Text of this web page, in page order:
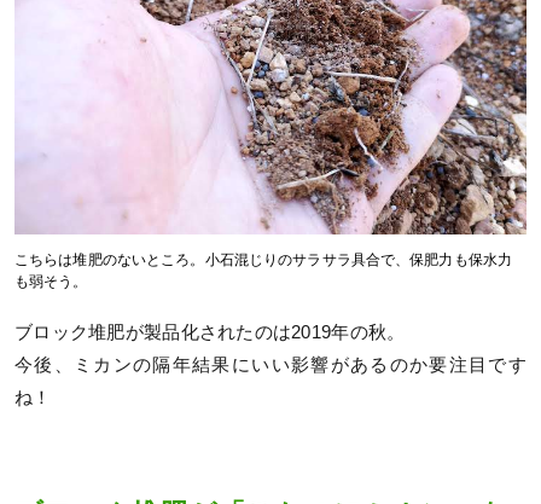
こちらは堆肥のないところ。小石混じりのサラサラ具合で、保肥力も保水力
も弱そう。
ブロック堆肥が製品化されたのは2019年の秋。
今後、ミカンの隔年結果にいい影響があるのか要注目です
ね！